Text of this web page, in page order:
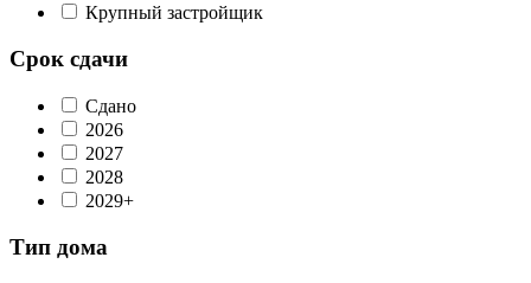
Крупный застройщик
Срок сдачи
Сдано
2026
2027
2028
2029+
Тип дома